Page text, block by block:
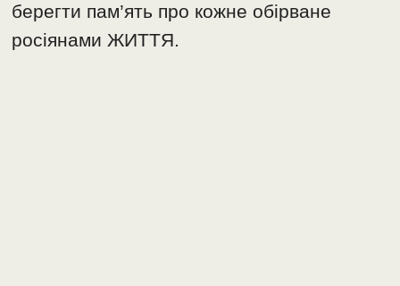
берегти пам’ять про кожне обірване
росіянами ЖИТТЯ.